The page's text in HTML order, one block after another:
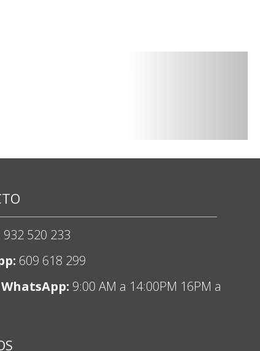
932 520 233
609 618 299
9:00 AM a 14:00PM 16PM a